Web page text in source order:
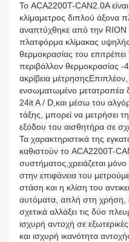
Το ACA2200T-CAN2.0A
κλίμαμετρος διπλού άξονα
αναπτύχθηκε από την
πλατφόρμα κλίμακας
θερμοκρασίας του
περιβάλλον θερμοκρασίας
ακρίβεια
ενσωματωμένο μετατροπέα
24it A / D,και μέσω του
τάξης, μπορεί να μετρήσει
εξόδου του αισθητήρα σε
Τα χαρακτηριστικά της
καθιστούν το ACA2200T-
συστήματος,χρειάζεται
στην επιφάνεια του
στάση και η κλίση του
αυτόματα, απλή στη χρήση,
σχετικά αλλάξει τις δύο
ισχυρή αντοχή σε
και ισχυρή ικανότητα